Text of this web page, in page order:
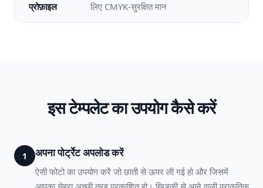
प्रोफ़ाइल
लिए CMYK-सुरक्षित मान
इस टेम्पलेट का उपयोग कैसे करें
1 अपना पोर्ट्रेट अपलोड करें
ऐसी फोटो का उपयोग करें जो छाती से ऊपर ली गई हो और जिसमें